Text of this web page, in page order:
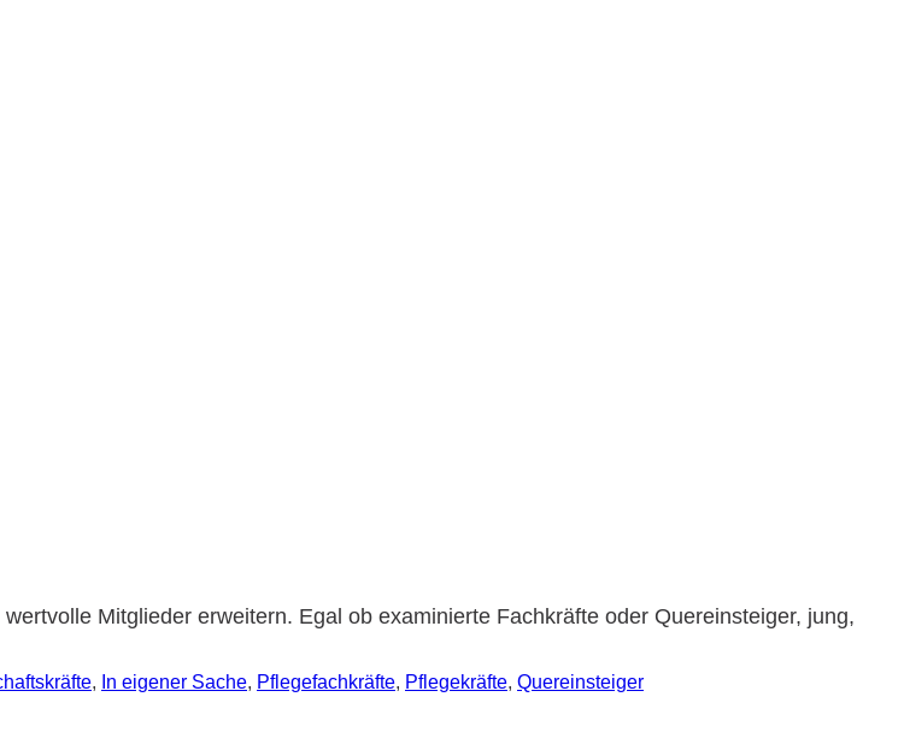
Mitglieder erweitern. Egal ob examinierte Fachkräfte oder Quereinsteiger, jung,
, In eigener Sache, Pflegefachkräfte, Pflegekräfte, Quereinsteiger